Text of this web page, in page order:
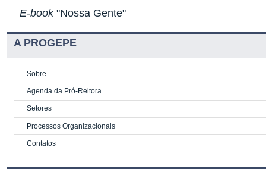
E-book"Nossa Gente"
A PROGEPE
Sobre
Agenda da Pró-Reitora
Setores
Processos Organizacionais
Contatos